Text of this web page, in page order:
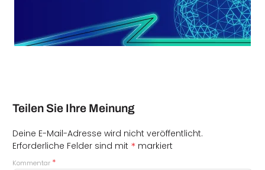
Teilen Sie Ihre Meinung
Deine E-Mail-Adresse wird nicht veröffentlicht.
Erforderliche Felder sind mit * markiert
Kommentar *